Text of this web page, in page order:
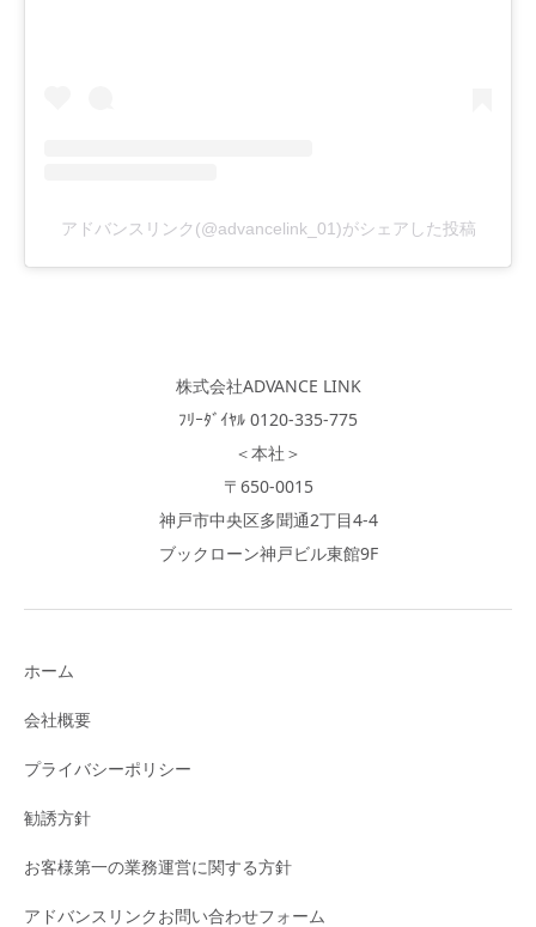
アドバンスリンク(@advancelink_01)がシェアした投稿
株式会社ADVANCE LINK
ﾌﾘｰﾀﾞｲﾔﾙ 0120-335-775
＜本社＞
〒650-0015
神戸市中央区多聞通2丁目4-4
ブックローン神戸ビル東館9F
ホーム
会社概要
プライバシーポリシー
勧誘方針
お客様第一の業務運営に関する方針
アドバンスリンクお問い合わせフォーム